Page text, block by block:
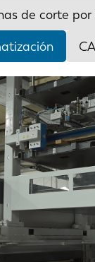
de corte